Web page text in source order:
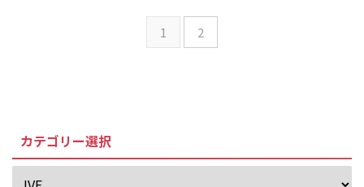
1 2
カテゴリー選択